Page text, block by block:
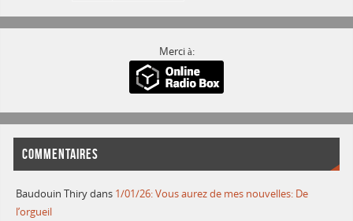
Merci à:
COMMENTAIRES
Baudouin Thirydans 1/01/26: Vous aurez de mes nouvelles: De
l’orgueil